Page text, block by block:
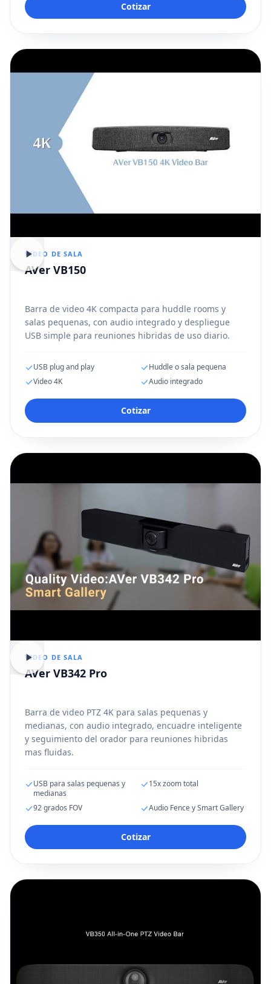
Cotizar
VIDEO DE SALA
AVer VB150
Barra de video 4K compacta para huddle rooms y
salas pequenas, con audio integrado y despliegue
USB simple para reuniones hibridas de uso diario.
USB plug and play
Huddle o sala pequena
Video 4K
Audio integrado
Cotizar
VIDEO DE SALA
AVer VB342 Pro
Barra de video PTZ 4K para salas pequenas y
medianas, con audio integrado, encuadre inteligente
y seguimiento del orador para reuniones hibridas
mas fluidas.
USB para salas pequenas y
medianas
15x zoom total
92 grados FOV Audio Fence y Smart Gallery
Cotizar